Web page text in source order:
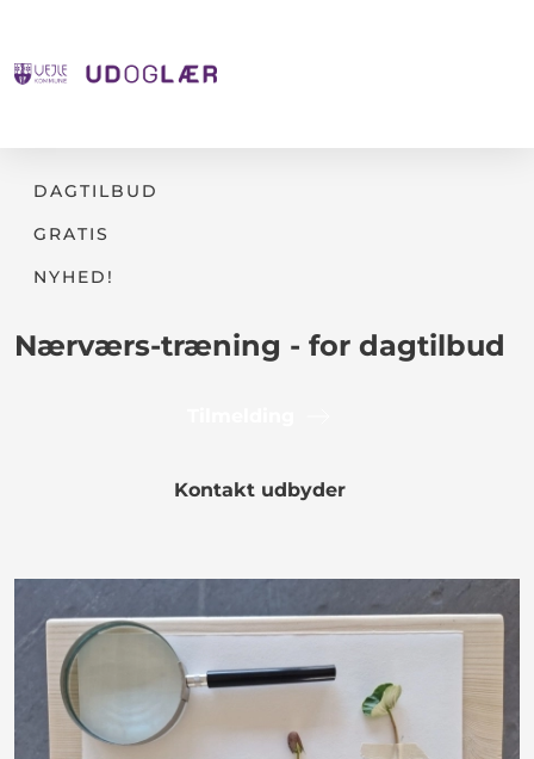
DAGTILBUD
GRATIS
NYHED!
Nærværs-træning - for dagtilbud
Kontakt udbyder